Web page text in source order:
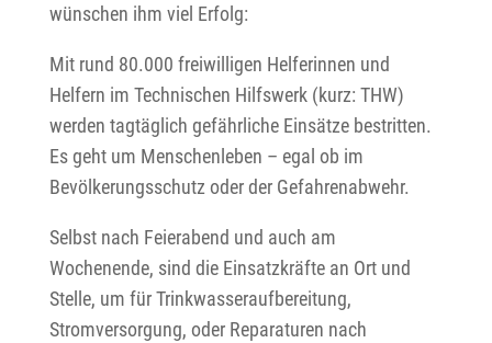
wünschen ihm viel Erfolg:
Mit rund 80.000 freiwilligen Helferinnen und
Helfern im Technischen Hilfswerk (kurz: THW)
werden tagtäglich gefährliche Einsätze bestritten.
Es geht um Menschenleben – egal ob im
Bevölkerungsschutz oder der Gefahrenabwehr.
Selbst nach Feierabend und auch am
Wochenende, sind die Einsatzkräfte an Ort und
Stelle, um für Trinkwasseraufbereitung,
Stromversorgung, oder Reparaturen nach